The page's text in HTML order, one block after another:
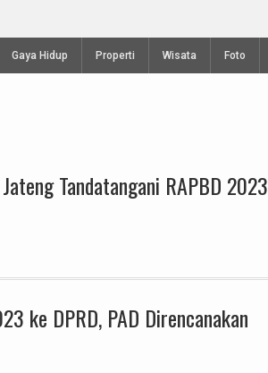
Semarang
Gaya Hidup Properti Wisata Foto
Tandatangani RAPBD 2023
ke DPRD, PAD Direncanakan